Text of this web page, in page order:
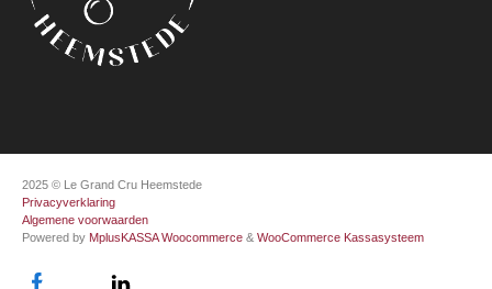
2025 © Le Grand Cru Heemstede
Privacyverklaring
Algemene voorwaarden
Powered by MplusKASSA Woocommerce & WooCommerce Kassasysteem